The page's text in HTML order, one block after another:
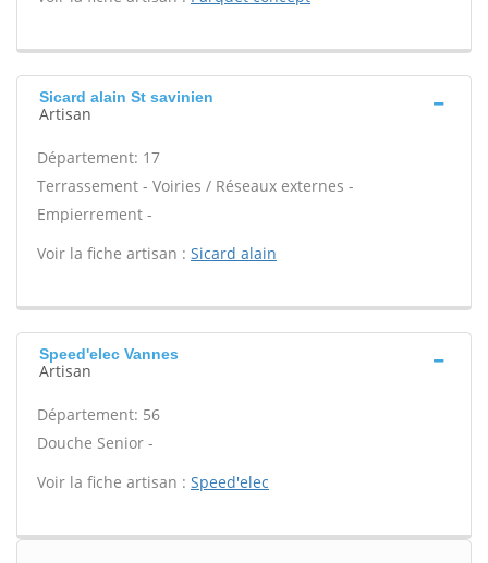
Sicard alain St savinien
Artisan
Département: 17
Terrassement - Voiries / Réseaux externes -
Empierrement -
Voir la fiche artisan : Sicard alain
Speed'elec Vannes
Artisan
Département: 56
Douche Senior -
Voir la fiche artisan : Speed'elec